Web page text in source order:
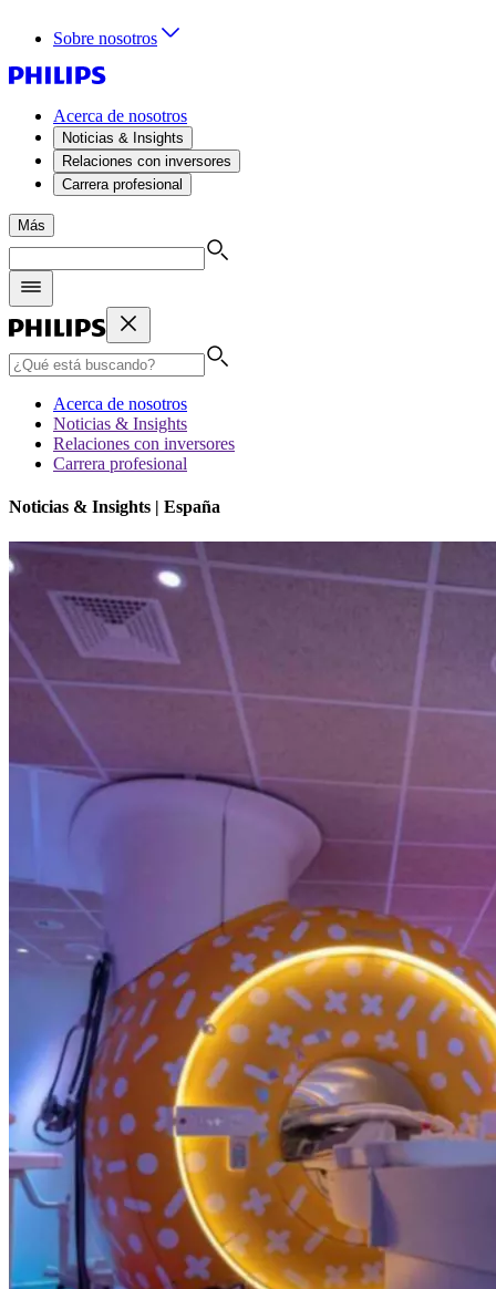
Sobre nosotros
Acerca de nosotros
Noticias & Insights
Relaciones con inversores
Carrera profesional
Más
Acerca de nosotros
Noticias & Insights
Relaciones con inversores
Carrera profesional
Noticias & Insights | España